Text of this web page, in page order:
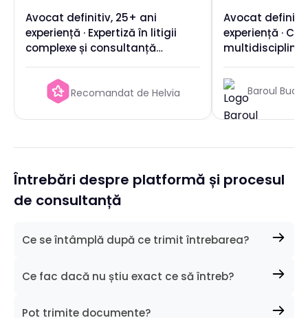
Avocat definitiv, 25+ ani
experiență · Expertiză în litigii
complexe și consultanță
strategică
Recomandat de Helvia
Avocat
experiență ·
litigii complexe
internaționale
Baroul
Întrebări despre platformă și procesul
de consultanță
Ce se întâmplă după ce trimit întrebarea?
Vei primi răspuns cu o evaluare inițială și pașii
răspund în aceeași zi lucrătoare.
Ce fac dacă nu știu exact ce să întreb?
Pot trimite documente?